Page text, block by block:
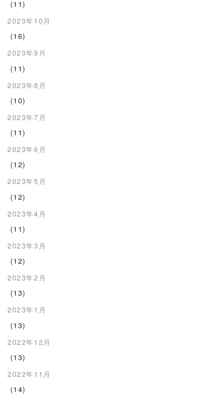
(11)
2023年10月
(16)
2023年9月
(11)
2023年8月
(10)
2023年7月
(11)
2023年6月
(12)
2023年5月
(12)
2023年4月
(11)
2023年3月
(12)
2023年2月
(13)
2023年1月
(13)
2022年12月
(13)
2022年11月
(14)